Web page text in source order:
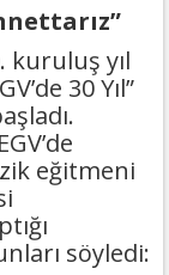
kuruluş yıl
30 Yıl”
eğitmeni
söyledi: